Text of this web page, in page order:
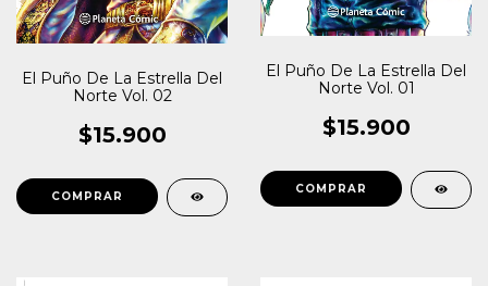
El Puño De La Estrella Del
Norte Vol. 02
$15.900
El Puño De La Estrella Del
Norte Vol. 01
$15.900